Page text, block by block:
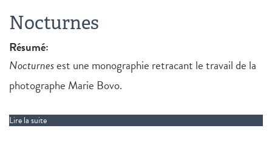
Nocturnes
Résumé:
Nocturnesest une monographie retracant le travail de la
photographe Marie Bovo.
Lire la suite